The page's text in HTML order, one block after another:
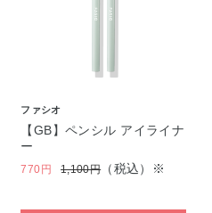
ファシオ
【GB】ペンシル アイライナ
ー
770円 1,100円（税込）※